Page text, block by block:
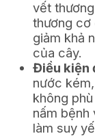
vết
thương cơ
giảm khả
của cây.
Điều kiện
nước
không
nấm bệnh
làm suy